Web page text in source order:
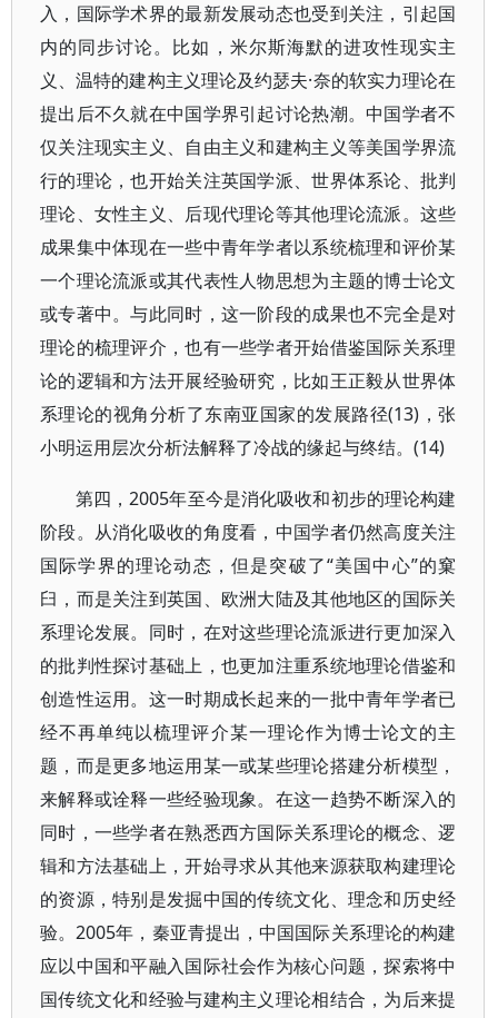
入，国际学术界的最新发展动态也受到关注，引起国
内的同步讨论。比如，米尔斯海默的进攻性现实主
义、温特的建构主义理论及约瑟夫·奈的软实力理论在
提出后不久就在中国学界引起讨论热潮。中国学者不
仅关注现实主义、自由主义和建构主义等美国学界流
行的理论，也开始关注英国学派、世界体系论、批判
理论、女性主义、后现代理论等其他理论流派。这些
成果集中体现在一些中青年学者以系统梳理和评价某
一个理论流派或其代表性人物思想为主题的博士论文
或专著中。与此同时，这一阶段的成果也不完全是对
理论的梳理评介，也有一些学者开始借鉴国际关系理
论的逻辑和方法开展经验研究，比如王正毅从世界体
系理论的视角分析了东南亚国家的发展路径(13)，张
小明运用层次分析法解释了冷战的缘起与终结。(14)
第四，2005年至今是消化吸收和初步的理论构建
阶段。从消化吸收的角度看，中国学者仍然高度关注
国际学界的理论动态，但是突破了“美国中心”的窠
臼，而是关注到英国、欧洲大陆及其他地区的国际关
系理论发展。同时，在对这些理论流派进行更加深入
的批判性探讨基础上，也更加注重系统地理论借鉴和
创造性运用。这一时期成长起来的一批中青年学者已
经不再单纯以梳理评介某一理论作为博士论文的主
题，而是更多地运用某一或某些理论搭建分析模型，
来解释或诠释一些经验现象。在这一趋势不断深入的
同时，一些学者在熟悉西方国际关系理论的概念、逻
辑和方法基础上，开始寻求从其他来源获取构建理论
的资源，特别是发掘中国的传统文化、理念和历史经
验。2005年，秦亚青提出，中国国际关系理论的构建
应以中国和平融入国际社会作为核心问题，探索将中
国传统文化和经验与建构主义理论相结合，为后来提